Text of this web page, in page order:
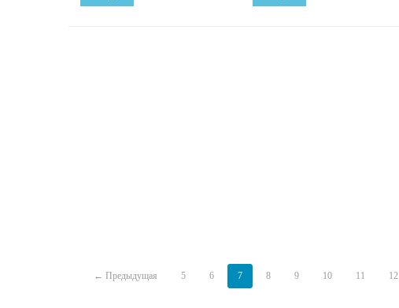
← Предыдущая 5 6 7 8 9 10 11 12